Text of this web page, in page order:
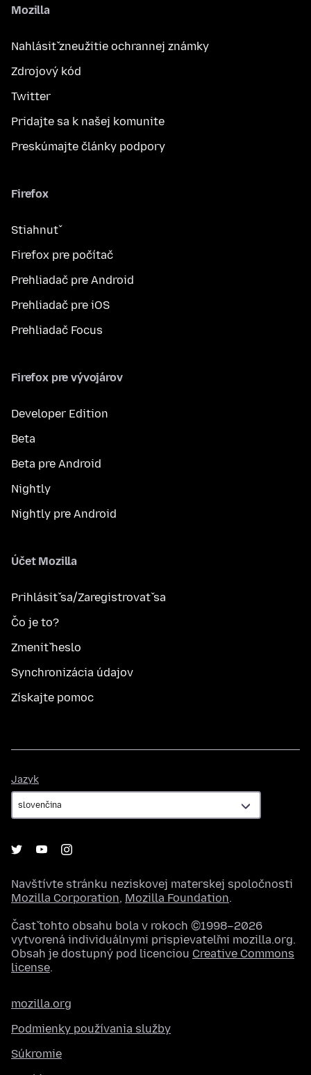
Mozilla
Nahlásiť zneužitie ochrannej známky
Zdrojový kód
Twitter
Pridajte sa k našej komunite
Preskúmajte články podpory
Firefox
Stiahnuť
Firefox pre počítač
Prehliadač pre Android
Prehliadač pre iOS
Prehliadač Focus
Firefox pre vývojárov
Developer Edition
Beta
Beta pre Android
Nightly
Nightly pre Android
Účet Mozilla
Prihlásiť sa/Zaregistrovať sa
Čo je to?
Zmeniť heslo
Synchronizácia údajov
Získajte pomoc
Jazyk
Navštívte stránku neziskovej materskej spoločnosti
Mozilla Corporation, Mozilla Foundation.
Časť tohto obsahu bola v rokoch ©1998–2026
vytvorená individuálnymi prispievateľmi mozilla.org.
Obsah je dostupný pod licenciou Creative Commons
license.
mozilla.org
Podmienky používania služby
Súkromie